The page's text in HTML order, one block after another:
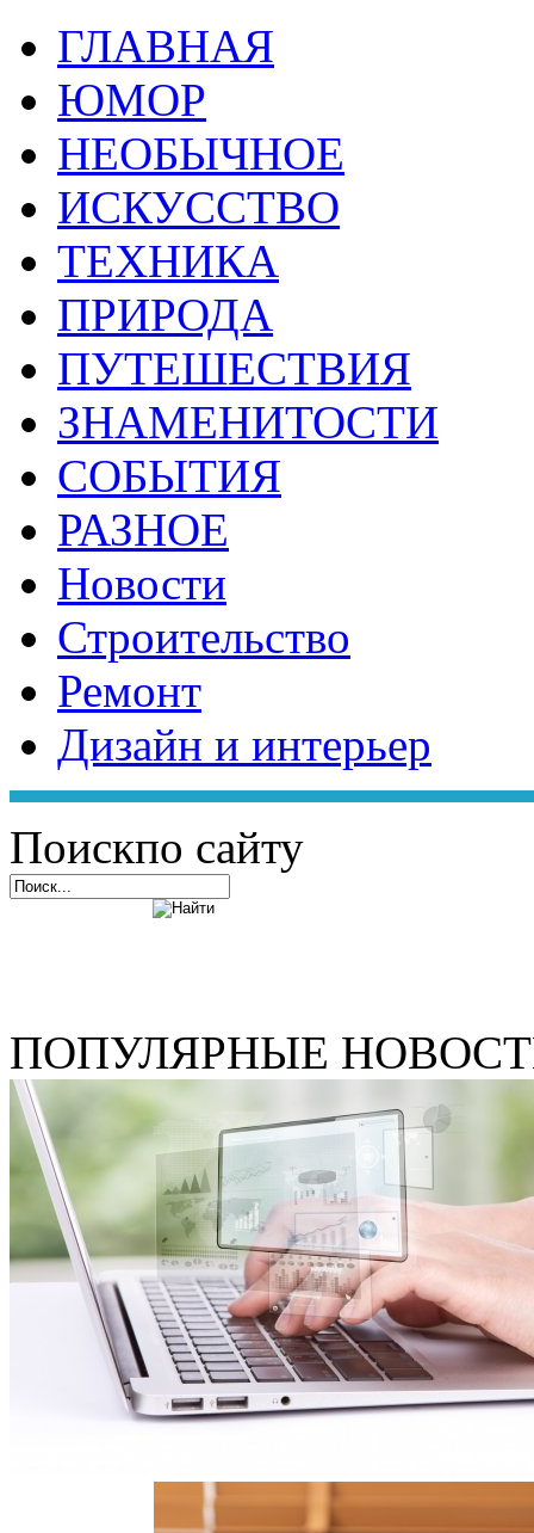
ГЛАВНАЯ
ЮМОР
НЕОБЫЧНОЕ
ИСКУССТВО
ТЕХНИКА
ПРИРОДА
ПУТЕШЕСТВИЯ
ЗНАМЕНИТОСТИ
СОБЫТИЯ
РАЗНОЕ
Новости
Строительство
Ремонт
Дизайн и интерьер
Поискпо сайту
ПОПУЛЯРНЫЕ